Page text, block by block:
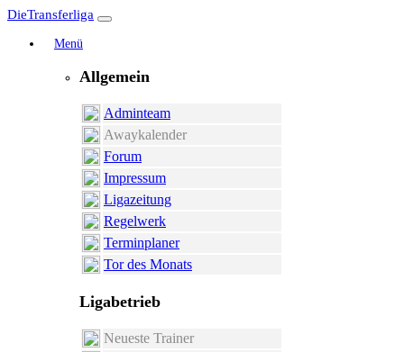
DieTransferliga
Menü
Allgemein
Adminteam
Awaykalender
Forum
Impressum
Ligazeitung
Regelwerk
Terminplaner
Tor des Monats
Ligabetrieb
Neueste Trainer